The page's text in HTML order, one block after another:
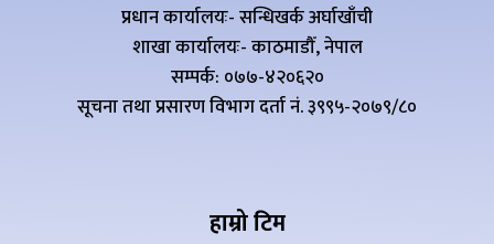
प्रधान कार्यालयः- सन्धिखर्क अर्घाखाँची
शाखा कार्यालयः- काठमाडौँ, नेपाल
सम्पर्क: ०७७-४२०६२०
सूचना तथा प्रसारण विभाग दर्ता नं. ३९९५-२०७९/८०
हाम्रो टिम